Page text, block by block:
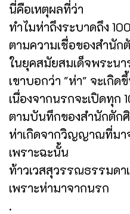
นี่คือเหตุผลที่ว่า
ทำไมห่าถึงระบาดถึง
ตามความเชื่อของสำนัก
ในยุคสมัยสมเด็จพระน
เขาบอกว่า "ห่า" จะเกิด
เนื่องจากนรกจะเปิดทุก
ตามบันทึกของสำนักตัก
ห่าเกิดจากวิญญาณที่มา
เพราะฉะนั้น
ท้าวเวสสุวรรณธรรมดา
เพราะห่ามาจากนรก
.